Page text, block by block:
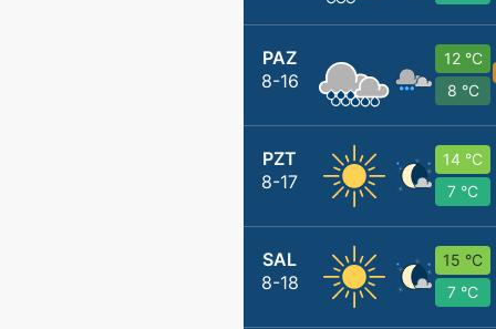
PAZ
8-16
12 °C
8 °C
PZT
8-17
14 °C
7 °C
SAL
8-18
15 °C
7 °C